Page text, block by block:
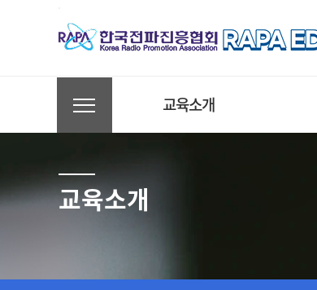
교육소개
엄
교육소개